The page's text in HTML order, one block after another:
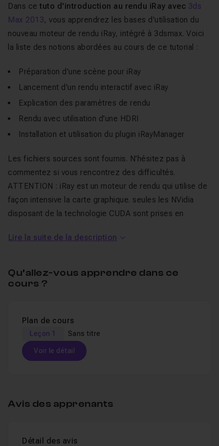
Dans ce tuto d'introduction au rendu iRay avec 3ds
Max 2013, vous apprendrez les bases d'utilisation du
nouveau moteur de rendu iRay, intégré à 3dsmax. Voici
la liste des notions abordées au cours de ce tutorial :
Préparation d'une scène pour iRay
Lancement d'un rendu interactif avec iRay
Explication des paramètres de rendu
Rendu avec utilisation d'une HDRI
Installation et utilisation du plugin iRayManager
Les fichiers sources sont fournis. N'hésitez pas à
commentez si vous rencontrez des difficultés.
ATTENTION : iRay est un moteur de rendu qui utilise de
façon intensive la carte graphique. seules les NVidia
disposant de la technologie CUDA sont prises en
compatibles.
Lire la suite de la description
Qu’allez-vous apprendre dans ce
cours ?
Plan de cours
Leçon 1 Sans titre
Voir le détail
Avis des apprenants
Détail des avis